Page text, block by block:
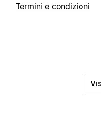
Termini e condizioni